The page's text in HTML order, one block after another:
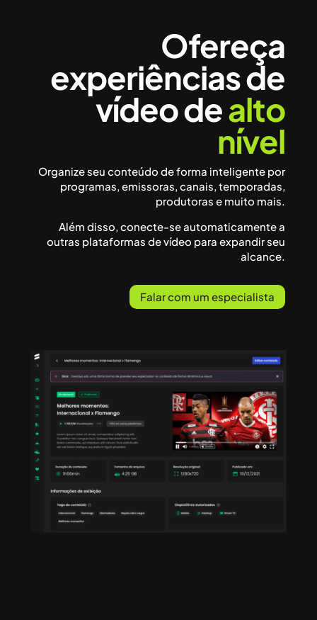
Ofereça
experiências de
vídeo dealto
nível
Organize seu conteúdo de forma inteligente por
programas, emissoras, canais, temporadas,
produtoras e muito mais.
Além disso, conecte-se automaticamente a
outras plataformas de vídeo para expandir seu
alcance.
Falar com um especialista